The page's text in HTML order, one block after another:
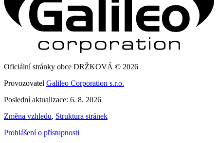
Oficiální stránky obce DRŽKOVÁ © 2026
Provozovatel Galileo Corporation s.r.o.
Poslední aktualizace: 6. 8. 2026
Změna vzhledu, Struktura stránek
Prohlášení o přístupnosti